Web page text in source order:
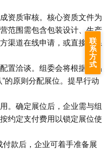
资质审核。核心资质文件为
范围需包含包装设计、生产
渠道在线申请，或直接联系
置洽谈。组委会将根据展品
的原则分配展位。提早行动
。确定展位后，企业需与组
约定支付费用以锁定展位使
款后，企业可着手准备展
联
系
方
式